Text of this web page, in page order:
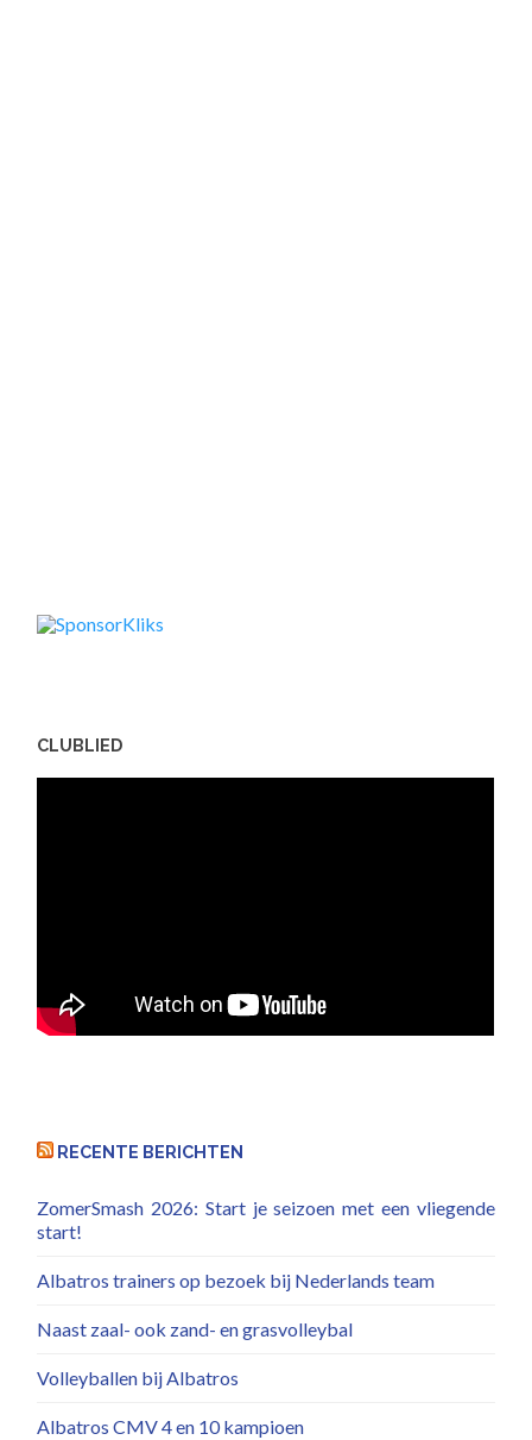
CLUBLIED
RECENTE BERICHTEN
ZomerSmash 2026: Start je seizoen met een vliegende
start!
Albatros trainers op bezoek bij Nederlands team
Naast zaal- ook zand- en grasvolleybal
Volleyballen bij Albatros
Albatros CMV 4 en 10 kampioen